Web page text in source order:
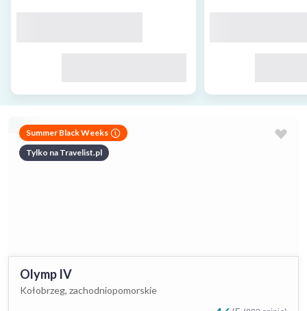
Summer Black Weeks
Tylko na Travelist.pl
Olymp IV
Kołobrzeg, zachodniopomorskie